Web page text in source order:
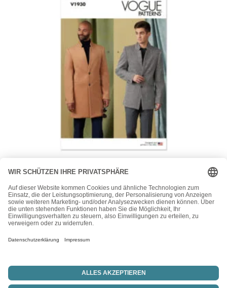
Vogue
Vogue Schnittmuster V1930 – Herrenjacke – Herrenblazer
– Kurzmantel
24,00€